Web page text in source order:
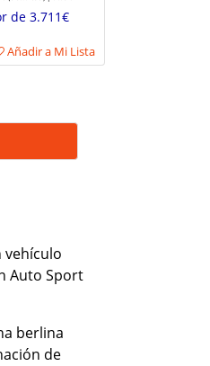
de 3.711€
Añadir a Mi Lista
vehículo
Auto Sport
berlina
de